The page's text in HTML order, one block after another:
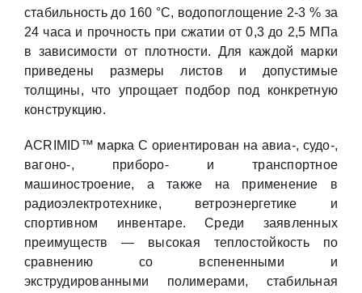
стабильность до 160 °С, водопоглощение 2-3 % за
24 часа и прочность при сжатии от 0,3 до 2,5 МПа
в зависимости от плотности. Для каждой марки
приведены размеры листов и допустимые
толщины, что упрощает подбор под конкретную
конструкцию.
ACRIMID™ марка С ориентирован на авиа-, судо-,
вагоно-, приборо- и транспортное
машиностроение, а также на применение в
радиоэлектротехнике, ветроэнергетике и
спортивном инвентаре. Среди заявленных
преимуществ — высокая теплостойкость по
сравнению со вспененными и
экструдированными полимерами, стабильная